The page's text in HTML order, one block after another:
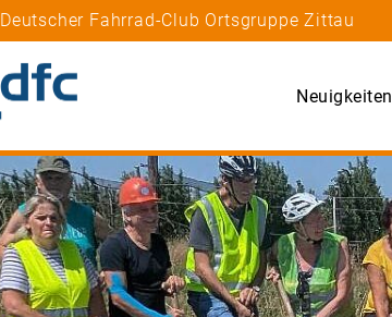
Fahrrad-Club Ortsgruppe Zittau
Neuigkeiten